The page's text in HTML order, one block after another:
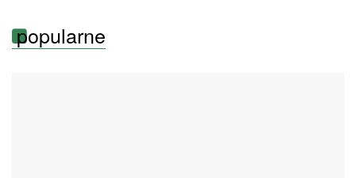
popularne